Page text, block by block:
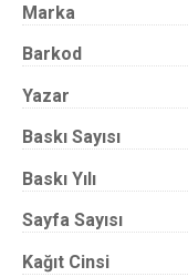
Marka
Barkod
Yazar
Baskı Sayısı
Baskı Yılı
Sayfa Sayısı
Kağıt Cinsi